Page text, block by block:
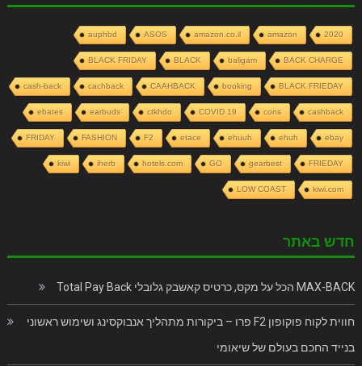
2020
amazon
amazon.co.il
ASOS
auphbd
BACK CHARGE
baligam
BLACK
BLACK FRIDAY
BLACK FRIEDAY
booking
CAAHBACK
cachback
cash-back
cashback
cons
COVID 19
ctkhdo
earbuds
ebates
ebay
ehuh
ehuuh
etace
F2
FASHION
FRIDAY
FRIEDAY
gearbest
GO
hotels.com
iherb
kiwi
kiwi.com
LOW COAST
חדש באתר
MAX-BACK הכל על מקס, כרטיס קאשבק גלובלי Total Pay Back
חווית לקוח פוקופון F2 פרו – ביקורות מתהליך אנבוקסינג ושימוש ראשוני
בנייד החכם בעולם של שיאומי